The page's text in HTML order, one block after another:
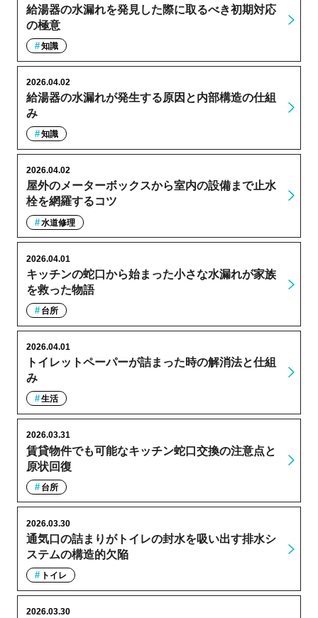
給湯器の水漏れを発見した際に取るべき初期対応
の極意
知識
給湯器の水漏れが発生する原因と内部構造の仕組
み
2026.04.02
知識
屋外のメーターボックスから室内の設備まで止水
栓を網羅するコツ
2026.04.02
水道修理
キッチンの蛇口から始まった小さな水漏れが家族
を救った物語
2026.04.01
台所
トイレットペーパーが詰まった時の解消法と仕組
み
2026.04.01
生活
賃貸物件でも可能なキッチン蛇口交換の注意点と
原状回復
2026.03.31
台所
通気口の詰まりがトイレの封水を吸い出す排水シ
ステムの構造的欠陥
2026.03.30
トイレ
2026.03.30